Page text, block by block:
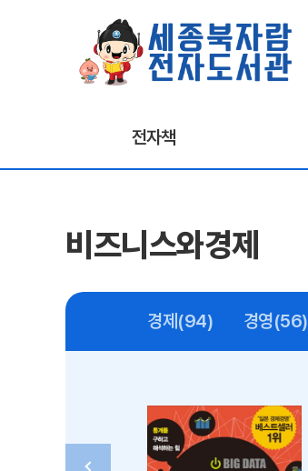
전자책
비즈니스와경제
경제(94) 경영(56)